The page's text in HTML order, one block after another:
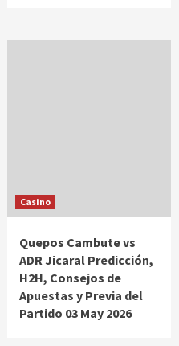
Casino
Quepos Cambute vs
ADR Jicaral Predicción,
H2H, Consejos de
Apuestas y Previa del
Partido 03 May 2026